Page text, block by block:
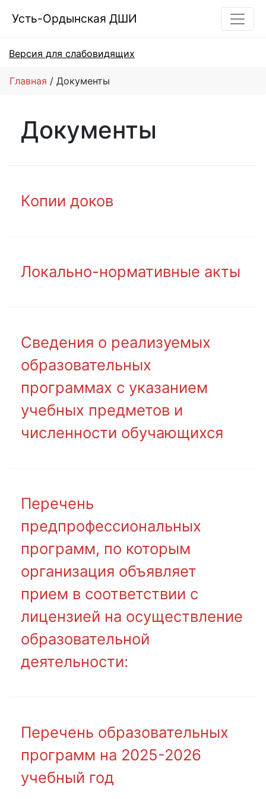
Усть-Ордынская ДШИ
Версия для слабовидящих
Главная Документы
Документы
Копии доков
Локально-нормативные акты
Сведения о реализуемых
образовательных
программах с указанием
учебных предметов и
численности обучающихся
Перечень
предпрофессиональных
программ, по которым
организация объявляет
прием в соответствии с
лицензией на осуществление
образовательной
деятельности:
Перечень образовательных
программ на 2025-2026
учебный год